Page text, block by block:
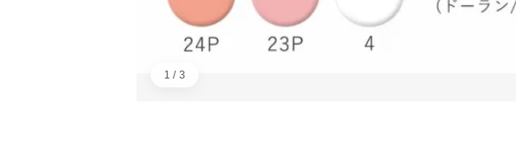
3（取寄注文）
1 / 3